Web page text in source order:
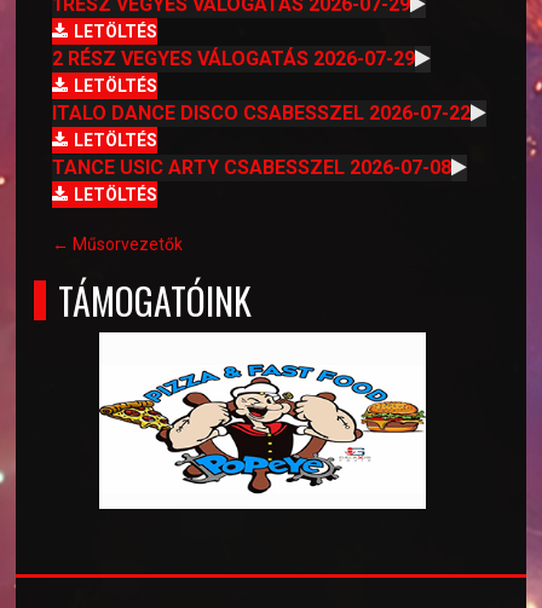
1RÉSZ VEGYES VÁLOGATÁS 2026-07-29
LETÖLTÉS
2 RÉSZ VEGYES VÁLOGATÁS 2026-07-29
LETÖLTÉS
ITALO DANCE DISCO CSABESSZEL 2026-07-22
LETÖLTÉS
TANCE USIC ARTY CSABESSZEL 2026-07-08
LETÖLTÉS
← Műsorvezetők
TÁMOGATÓINK